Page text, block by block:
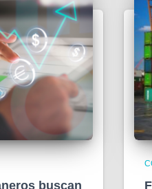
buscan